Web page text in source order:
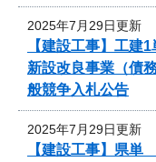
2025年7月29日更新
【建設工事】工
新設改良事業（債
般競争入札公告
2025年7月29日更新
【建設工事】県